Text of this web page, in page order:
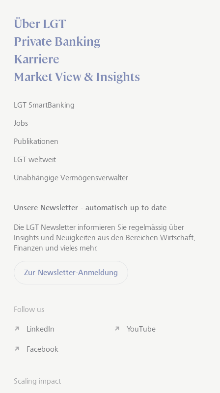
Über LGT
Private Banking
Karriere
Market View & Insights
LGT SmartBanking
Jobs
Publikationen
LGT weltweit
Unabhängige Vermögensverwalter
Unsere Newsletter - automatisch up to date
Die LGT Newsletter informieren Sie regelmässig über
Insights und Neuigkeiten aus den Bereichen Wirtschaft,
Finanzen und vieles mehr.
Zur Newsletter-Anmeldung
Follow us
LinkedIn
Facebook
YouTube
Scaling impact